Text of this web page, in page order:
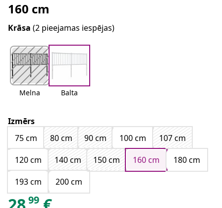
160 cm
Krāsa (2 pieejamas iespējas)
Melna Balta
Izmērs
75 cm
80 cm 90 cm 100 cm
107 cm
120 cm
140 cm 150 cm 160 cm
180 cm
193 cm
200 cm
99